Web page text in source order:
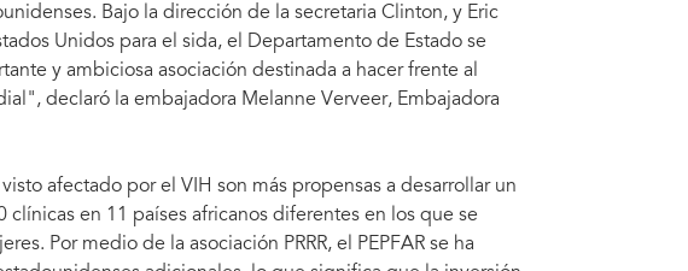
Bajo la dirección de la secretaria Clinton, y Eric
Unidos para el sida, el Departamento de Estado se
y ambiciosa asociación destinada a hacer frente al
declaró la embajadora Melanne Verveer, Embajadora
afectado por el VIH son más propensas a desarrollar un
clínicas en 11 países africanos diferentes en los que se
Por medio de la asociación PRRR, el PEPFAR se ha